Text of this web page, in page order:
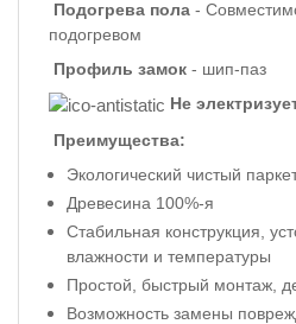
Подогрева пола -
подогревом
Профиль замок - шип-паз
Не
Преимущества:
Экологический чистый
Древесина 100%-я
Стабильная конструкция,
влажности и температуры
Простой, быстрый монтаж,
Возможность замены